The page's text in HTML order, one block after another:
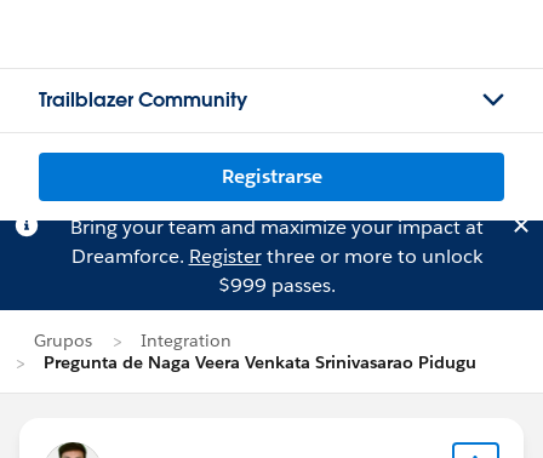
Trailblazer Community
Registrarse
Bring your team and maximize your impact at
Dreamforce. Registerthree or more to unlock
$999 passes.
Grupos
Integration
Pregunta de Naga Veera Venkata Srinivasarao Pidugu